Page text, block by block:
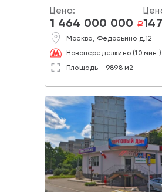
Цена:
1 464 000 000 a
Москва, Федосьино д.12
Новопеределкино (10 мин.)
Площадь - 9898 м2